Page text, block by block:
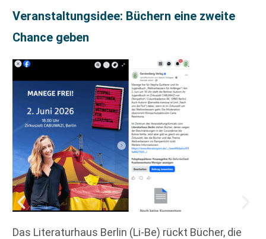
Veranstaltungsidee: Büchern eine zweite
Chance geben
Das Literaturhaus Berlin (Li-Be) rückt Bücher, die